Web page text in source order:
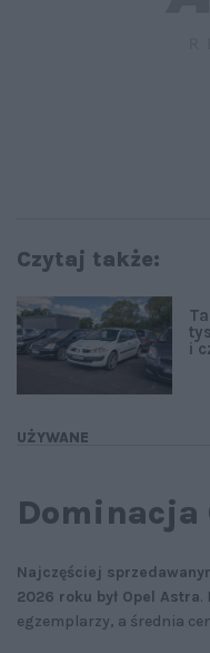
Czytaj także:
UŻYWANE
i
Dominacja
Najczęściej
2026 roku był Opel Astra.
egzemplarzy, a średnia